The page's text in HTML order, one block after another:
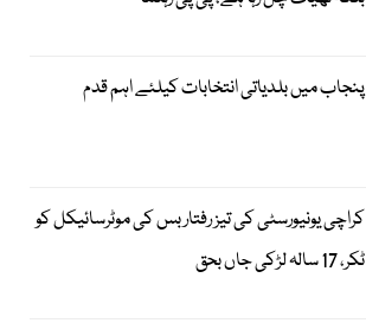
پنجاب میں بلدیاتی انتخابات کیلئے اہم قدم
کراچی یونیورسٹی کی تیز رفتار بس کی موٹرسائیکل کو
ٹکر، 17 سالہ لڑکی جاں بحق